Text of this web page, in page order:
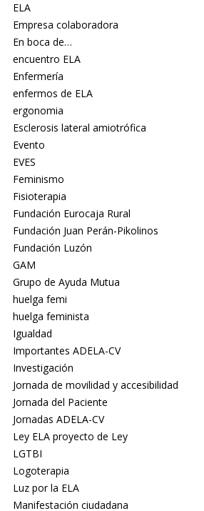
ELA
Empresa colaboradora
En boca de…
encuentro ELA
Enfermería
enfermos de ELA
ergonomia
Esclerosis lateral amiotrófica
Evento
EVES
Feminismo
Fisioterapia
Fundación Eurocaja Rural
Fundación Juan Perán-Pikolinos
Fundación Luzón
GAM
Grupo de Ayuda Mutua
huelga femi
huelga feminista
Igualdad
Importantes ADELA-CV
Investigación
Jornada de movilidad y accesibilidad
Jornada del Paciente
Jornadas ADELA-CV
Ley ELA proyecto de Ley
LGTBI
Logoterapia
Luz por la ELA
Manifestación ciudadana